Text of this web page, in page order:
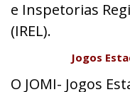
e Inspetorias
(IREL).
Jogos
O JOMI- Jogos